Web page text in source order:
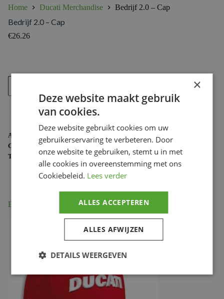
Home Ducati Merchandise Bedrijf 2.0 – Cap
Bedrijf 2.0 – Cap
€26.26
Bedrijf
-
ARTIKELNUMMER:
CATEGORIE:
DUCATI MERCHANDISE
TAG:
987701751
Beschrijving
×
Deze website maakt gebruik
van cookies.
Deze website gebruikt cookies om uw
gebruikerservaring te verbeteren. Door
onze website te gebruiken, stemt u in met
alle cookies in overeenstemming met ons
Cookiebeleid. Lees verder
ALLES ACCEPTEREN
ALLES AFWIJZEN
DETAILS WEERGEVEN